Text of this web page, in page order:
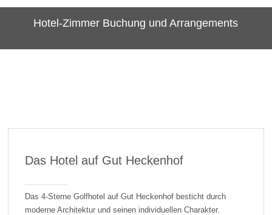
Hotel-Zimmer Buchung und Arrangements
Das Hotel auf Gut Heckenhof
Das 4-Sterne Golfhotel auf Gut Heckenhof besticht durch
moderne Architektur und seinen individuellen Charakter.